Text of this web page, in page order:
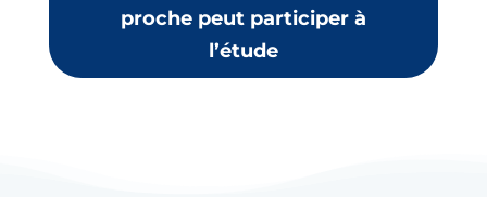
proche peut participer à
l’étude